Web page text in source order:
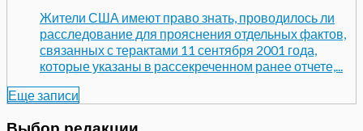
Жители США имеют право знать, проводилось ли
расследование для прояснения отдельных фактов,
связанных с терактами 11 сентября 2001 года,
которые указаны в рассекреченном ранее отчете,...
Еще записи